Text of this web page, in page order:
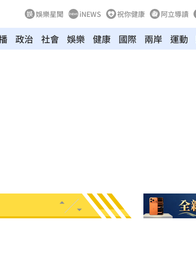
娛樂星聞 iNEWS 祝你健康 阿立導讀
政治 社會 娛樂 健康 國際 兩岸 運動